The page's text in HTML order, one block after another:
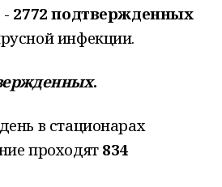
- 2772 подтвержденных
инфекции.
.
в стационарах
проходят 834